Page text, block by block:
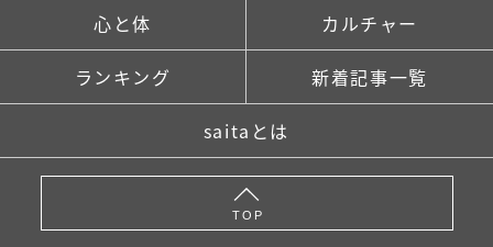
心と体 カルチャー
ランキング 新着記事一覧
saitaとは
TOP